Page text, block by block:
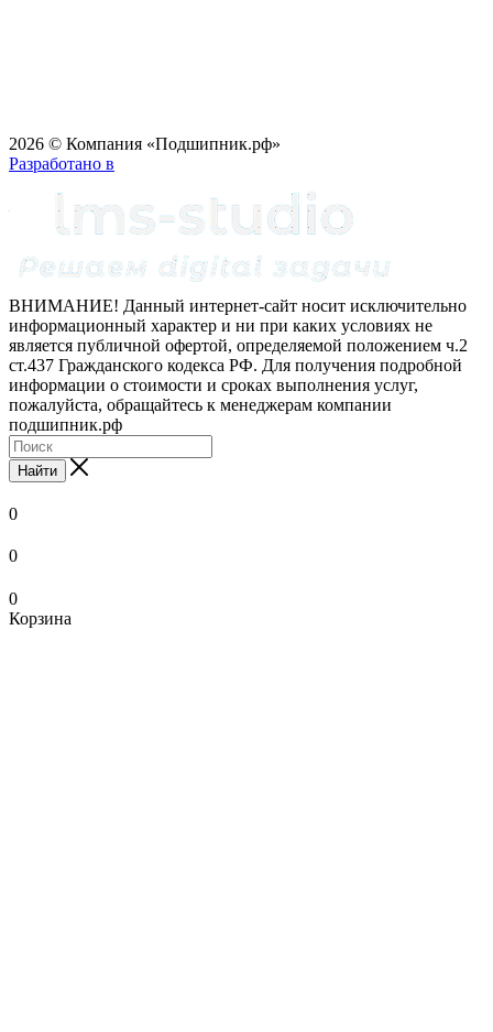
2026 © Компания «Подшипник.рф»
Разработано в
ВНИМАНИЕ! Данный интернет-сайт носит исключительно
информационный характер и ни при каких условиях не
является публичной офертой, определяемой положением ч.2
ст.437 Гражданского кодекса РФ. Для получения подробной
информации о стоимости и сроках выполнения услуг,
пожалуйста, обращайтесь к менеджерам компании
подшипник.рф
Найти
0
0
0
Корзина